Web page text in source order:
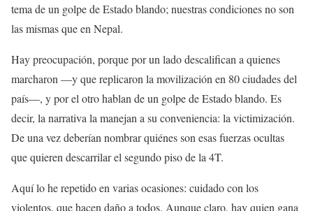
tema de un golpe de Estado blando; nuestras condiciones no son
las mismas que en Nepal.
Hay preocupación, porque por un lado descalifican a quienes
marcharon —y que replicaron la movilización en 80 ciudades del
país—, y por el otro hablan de un golpe de Estado blando. Es
decir, la narrativa la manejan a su conveniencia: la victimización.
De una vez deberían nombrar quiénes son esas fuerzas ocultas
que quieren descarrilar el segundo piso de la 4T.
Aquí lo he repetido en varias ocasiones: cuidado con los
violentos, que hacen daño a todos. Aunque claro, hay quien gana